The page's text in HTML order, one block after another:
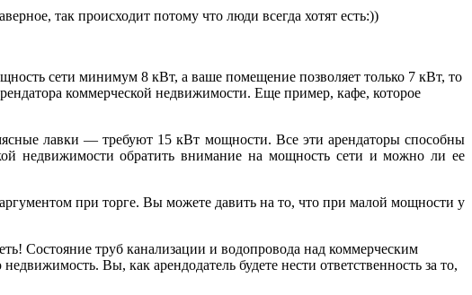
так происходит потому что люди всегда хотят есть:))
сети минимум 8 кВт, а ваше помещение позволяет только 7 кВт, то
коммерческой недвижимости. Еще пример, кафе, которое
лавки — требуют 15 кВт мощности. Все эти арендаторы способны
недвижимости обратить внимание на мощность сети и можно ли ее
при торге. Вы можете давить на то, что при малой мощности у
Состояние труб канализации и водопровода над коммерческим
Вы, как арендодатель будете нести ответственность за то,